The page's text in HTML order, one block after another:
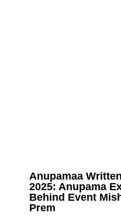
Anupamaa
2025: Anupama
Behind Event
Prem